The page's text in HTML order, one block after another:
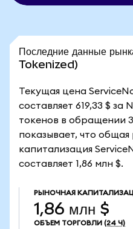
Последние данные
Tokenized)
Текущая цена
составляет 619,33 $ за
токенов в обращении
показывает, что общая
капитализация
составляет 1,86 млн $.
РЫНОЧНАЯ
1,86 млн $
ОБЪЕМ ТОРГОВЛИ (24 Ч)